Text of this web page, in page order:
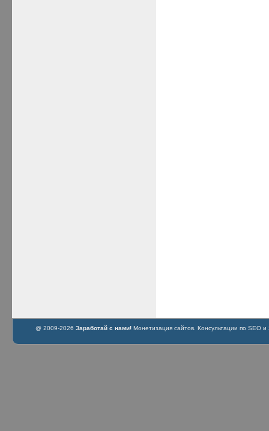
@ 2009-2026 Заработай с нами! Монетизация сайтов. Консультации по SEO